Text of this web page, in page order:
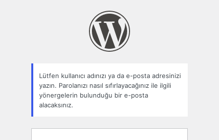
Lütfen kullanıcı adınızı ya da e-posta adresinizi
yazın. Parolanızı nasıl sıfırlayacağınız ile ilgili
yönergelerin bulunduğu bir e-posta
alacaksınız.